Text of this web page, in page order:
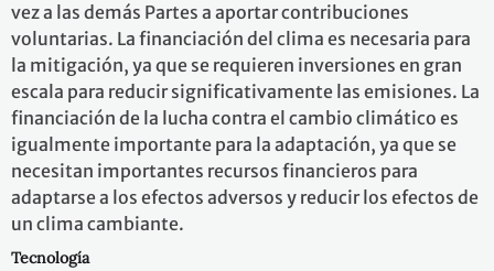
vez a las demás Partes a aportar contribuciones
voluntarias. La financiación del clima es necesaria para
la mitigación, ya que se requieren inversiones en gran
escala para reducir significativamente las emisiones. La
financiación de la lucha contra el cambio climático es
igualmente importante para la adaptación, ya que se
necesitan importantes recursos financieros para
adaptarse a los efectos adversos y reducir los efectos de
un clima cambiante.
Tecnología